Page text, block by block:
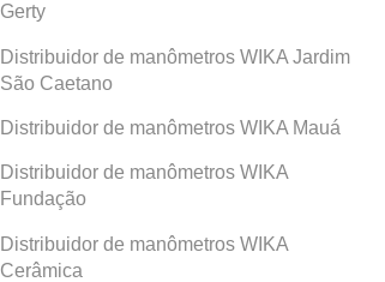
Gerty
Distribuidor de manômetros WIKA Jardim
São Caetano
Distribuidor de manômetros WIKA Mauá
Distribuidor de manômetros WIKA
Fundação
Distribuidor de manômetros WIKA
Cerâmica